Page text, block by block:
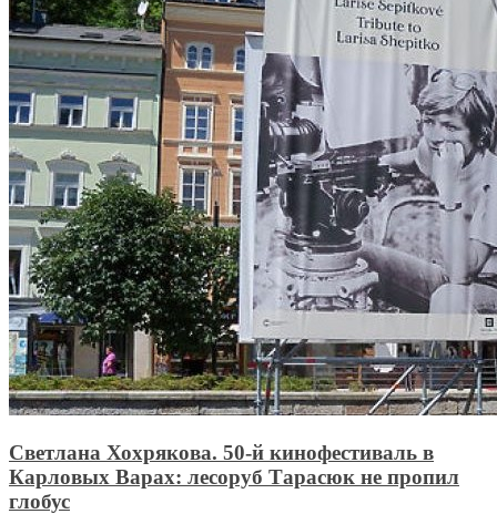
Светлана Хохрякова. 50-й кинофестиваль в
Карловых Варах: лесоруб Тарасюк не пропил
глобус